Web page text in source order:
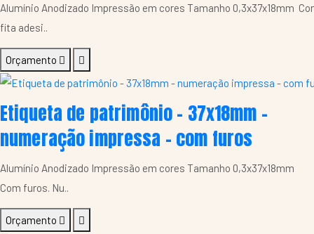
Alumínio Anodizado Impressão em cores Tamanho 0,3x37x18mm
fita adesi..
Orçamento
Etiqueta de patrimônio - 37x18mm -
numeração impressa - com furos
Alumínio Anodizado Impressão em cores Tamanho 0,3x37x18mm
Com furos. Nu..
Orçamento